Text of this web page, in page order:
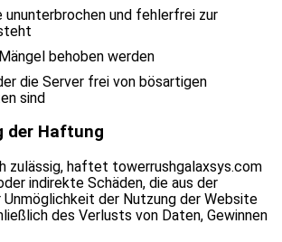
ununterbrochen und fehlerfrei zur
behoben werden
die Server frei von bösartigen
sind
der Haftung
zulässig, haftet towerrushgalaxsys.com
indirekte Schäden, die aus der
Unmöglichkeit der Nutzung der Website
des Verlusts von Daten, Gewinnen